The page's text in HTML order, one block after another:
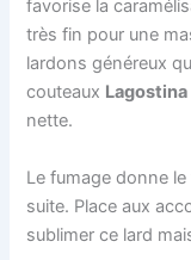
favorise la
très fin pour une
lardons généreux
couteaux Lagostina
nette.
Le fumage donne le
suite. Place aux
sublimer ce lard